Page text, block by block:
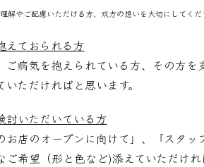
解やご配慮いただける方、双方の想いを大切にしてく
えておられる方
ご病気を抱えられている方、その方
いただければと思います。
討いただいている方
お店のオープンに向けて」、「スタ
ご希望（形と色など)添えていただけ